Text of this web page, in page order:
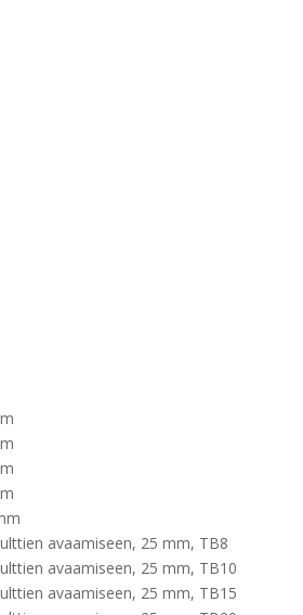
avaamiseen, 25 mm, TB8
avaamiseen, 25 mm, TB10
avaamiseen, 25 mm, TB15